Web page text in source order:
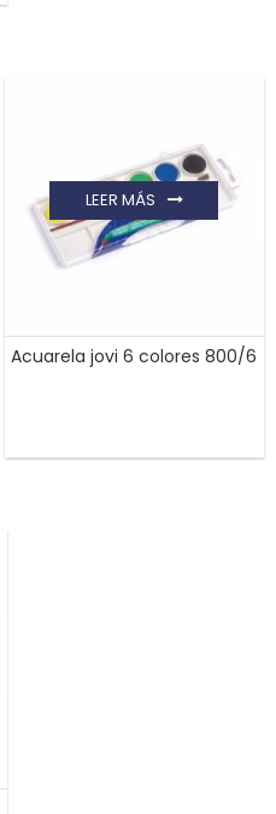
Acuarela jovi 6 colores 800/6
LEER MÁS